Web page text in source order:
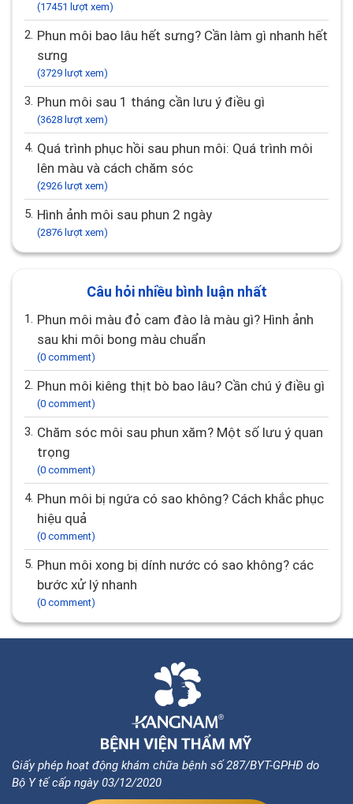
(17451 lượt xem)
2. Phun môi bao lâu hết sưng? Cần làm gì nhanh hết
sưng
(3729 lượt xem)
3. Phun môi sau 1 tháng cần lưu ý điều gì
(3628 lượt xem)
4. Quá trình phục hồi sau phun môi: Quá trình môi
lên màu và cách chăm sóc
(2926 lượt xem)
5. Hình ảnh môi sau phun 2 ngày
(2876 lượt xem)
Câu hỏi nhiều bình luận nhất
1. Phun môi màu đỏ cam đào là màu gì? Hình ảnh
sau khi môi bong màu chuẩn
(0 comment)
2. Phun môi kiêng thịt bò bao lâu? Cần chú ý điều gì
(0 comment)
3. Chăm sóc môi sau phun xăm? Một số lưu ý quan
trọng
(0 comment)
4. Phun môi bị ngứa có sao không? Cách khắc phục
hiệu quả
(0 comment)
5. Phun môi xong bị dính nước có sao không? các
bước xử lý nhanh
(0 comment)
Giấy phép hoạt động khám chữa bệnh số 287/BYT-GPHĐ do
Bộ Y tế cấp ngày 03/12/2020